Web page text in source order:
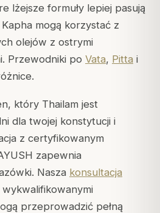
lżejsze formuły lepiej pasują
mogą korzystać z
olejów z ostrymi
Przewodniki po Vata, Pitta i
który Thailam jest
dla twojej konstytucji i
z certyfikowanym
zapewnia
Nasza konsultacja
wykwalifikowanymi
przeprowadzić pełną